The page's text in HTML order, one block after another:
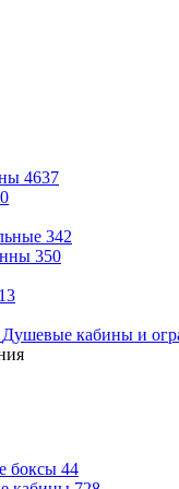
4637
342
350
13
Душевые кабины и
боксы 44